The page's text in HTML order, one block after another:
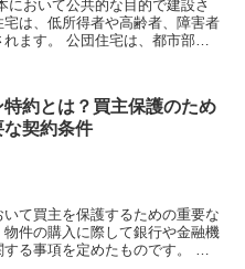
分の好みやライフスタイルに合
。洋風の建物やインテリアは、
ちながらも、快適な生活を実現
物やインテリアは、モダンでス
、快適な生活を実現することが
タイルに合わせて、洋風のデザ
うか。
は、低所得者や高齢者、障害者
は、都市部や
ており、一戸建ての住宅も一部
設備やサービスを備えており、
えば、共用施設や公園、駐車場
ニティ形成を促進しています。
視して設計されています。耐震
安心・安全を確保しています。
るため、高齢者や障害者も快適
のワンルームや、家族向けの
特約とは？買主保護のため
な契約条件
て買主を保護するための重要な
件の購入に際して銀行や金融機
る事項を定めたものです。 ロ